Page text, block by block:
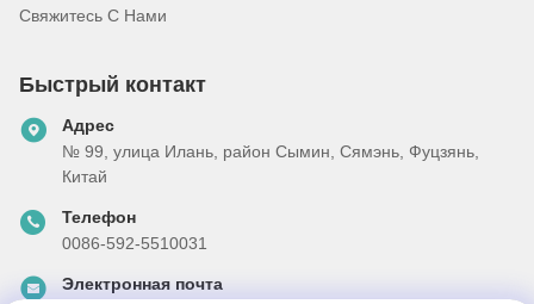
Свяжитесь С Нами
Быстрый контакт
Адрес
№ 99, улица Илань, район Сымин, Сямэнь, Фуцзянь,
Китай
Телефон
0086-592-5510031
Электронная почта